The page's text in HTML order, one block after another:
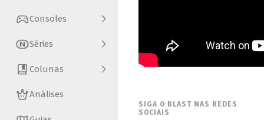
Consoles
Séries
Colunas
Análises
SIGA O BLAST NAS REDES
SOCIAIS